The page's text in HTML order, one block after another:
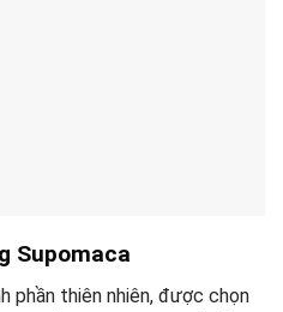
Supomaca
phần thiên nhiên, được chọn